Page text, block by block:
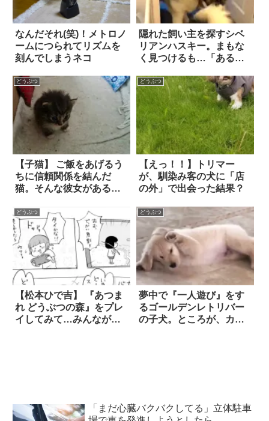
なんだそれ(笑)！メトロノ
ームにつられてリズムを
刻んでしまうネコ
隠れた飼い主を探すシベ
リアンハスキー。まもな
く見つけるも…「ある理
どうぶつ
【子猫】 ご飯をあげるう
ちに信頼関係を結んだ
猫。そんな彼女がある
きて…『うちの子を任せ
た』
どうぶつ
【えっ！！】トリマー
が、馴染み客の犬に「店
の外」で出会った結果？
どうぶつ
【松本ひで吉】 『あつま
れ どうぶつの森』をプレ
イしてみて…みんなが言
どうぶつ
夢中で『一人遊び』をす
るゴールデンレトリバー
の子犬。ところが、カメ
「まだ心臓バクバクしてる」立体駐車